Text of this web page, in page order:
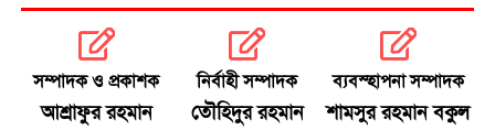
নতুন বিদেশি কোচের খোঁজে বিসিবি
শীর্ষ মাদক কারবারিদের তালিকা প্রস্তুত করা হচ্ছে:
সম্পাদক ও প্রকাশক
আশ্রাফুর রহমান
নির্বাহী সম্পাদক
তৌহিদুর রহমান
ব্যবস্হাপনা সম্পাদক
শামসুর রহমান বকুল